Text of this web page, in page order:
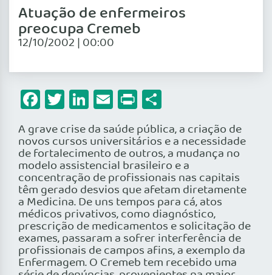
Atuação de enfermeiros
preocupa Cremeb
12/10/2002 | 00:00
Facebook
Twitter
LinkedIn
Email
Print
A grave crise da saúde pública, a criação de
novos cursos universitários e a necessidade
de fortalecimento de outros, a mudança no
modelo assistencial brasileiro e a
concentração de profissionais nas capitais
têm gerado desvios que afetam diretamente
a Medicina. De uns tempos para cá, atos
médicos privativos, como diagnóstico,
prescrição de medicamentos e solicitação de
exames, passaram a sofrer interferência de
profissionais de campos afins, a exemplo da
Enfermagem. O Cremeb tem recebido uma